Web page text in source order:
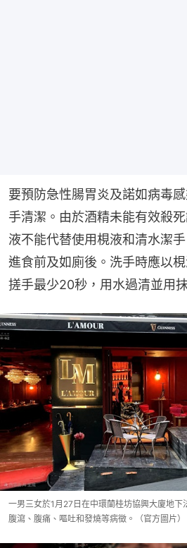
要預防急性腸胃炎及諾如病毒
手清潔。由於酒精未能有效殺
液不能代替使用梘液和清水潔
進食前及如廁後。洗手時應以
搓手最少20秒，用水過清並用
一男三女於1月27日在中環蘭桂坊協興大廈地下
腹瀉、腹痛、嘔吐和發燒等病徵。（官方圖片）